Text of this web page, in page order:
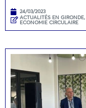
24/03/2023
ACTUALITÉS EN GIRONDE,
ECONOMIE CIRCULAIRE